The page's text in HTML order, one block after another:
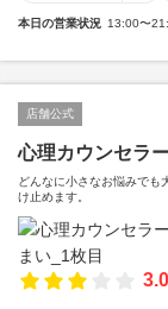
本日の営業状況 13:00〜
店舗公式
心理カウンセラ
どんなに小さなお悩みでも
け止めます。